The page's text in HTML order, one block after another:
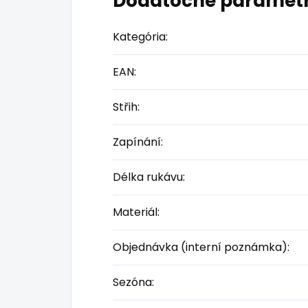
Kategória:
EAN:
Střih:
Zapínání:
Délka rukávu:
Materiál:
Objednávka (interní poznámka):
Sezóna: